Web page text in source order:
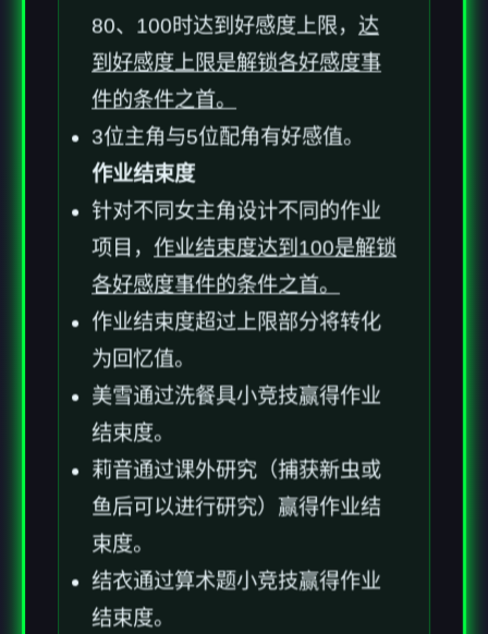
80、100时达到好感度上限， 达
到好感度上限是解锁各好感度事
件的条件之首。
3位主角与5位配角有好感值。
作业结束度
针对不同女主角设计不同的作业
项目， 作业结束度达到100是解锁
各好感度事件的条件之首。
作业结束度超过上限部分将转化
为回忆值。
美雪通过洗餐具小竞技赢得作业
结束度。
莉音通过课外研究（捕获新虫或
鱼后可以进行研究）赢得作业结
束度。
结衣通过算术题小竞技赢得作业
结束度。